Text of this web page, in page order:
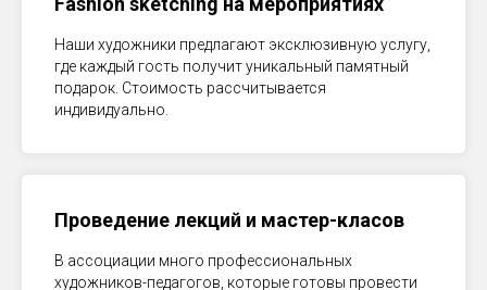
Наши художники предлагают эксклюзивную услугу,
где каждый гость получит уникальный памятный
подарок. Стоимость рассчитывается
индивидуально.
Проведение лекций и мастер-класов
В ассоциации много профессиональных
художников-педагогов, которые готовы провести